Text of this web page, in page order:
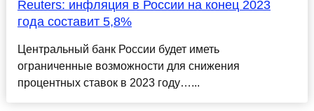
Reuters: инфляция в России на конец 2023
года составит 5,8%
Центральный банк России будет иметь
ограниченные возможности для снижения
процентных ставок в 2023 году…...